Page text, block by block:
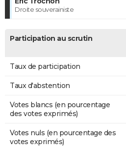
Droite souverainiste
Participation au scrutin
Taux de participation
Taux d'abstention
Votes blancs (en pourcentage
des votes exprimés)
Votes nuls (en pourcentage des
votes exprimés)